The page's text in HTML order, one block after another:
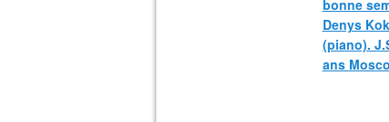
bonne
Denys
(piano).
ans